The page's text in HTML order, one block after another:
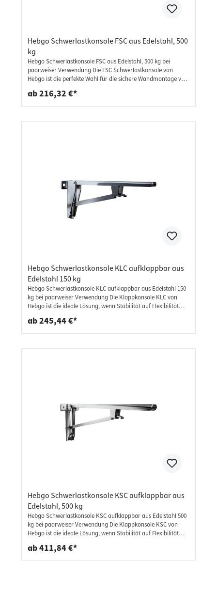
Hebgo Schwerlastkonsole FSC aus Edelstahl, 500
kg
Hebgo Schwerlastkonsole FSC aus Edelstahl, 500 kg bei
paarweiser Verwendung Die FSC Schwerlastkonsole von
Hebgo ist die perfekte Wahl für die sichere Wandmontage von
Außenbereich. Gefertigt aus robustem Edelstahl 1.4301 (V2A)
bietet sie eine geprüfte Tragkraft von bis zu 500 kg bei
Tragkraft: bis 500 kg bei paarweiser Verwendung (geprüft)
ab 216,32 €*
Hebgo Schwerlastkonsole KLC aufklappbar aus
Edelstahl 150 kg
Hebgo Schwerlastkonsole KLC aufklappbar aus Edelstahl 150
kg bei paarweiser Verwendung Die Klappkonsole KLC von
Hebgo ist die ideale Lösung, wenn Stabilität auf Flexibilität
Verwendung eignet sich diese Schwerlastkonsole perfekt für
Werkbänke, Arbeitsplatten, Klapptische, Wandregale oder
Belastungsanforderungen. Dank des cleveren
Wandmontage mit handelsüblichen Befestigungsmitteln
(nicht im Lieferumfang) Lieferumfang: 1 Stück - Klappkonsole
ab 245,44 €*
Hebgo Schwerlastkonsole KSC aufklappbar aus
Edelstahl, 500 kg
Hebgo Schwerlastkonsole KSC aufklappbar aus Edelstahl 500
kg bei paarweiser Verwendung Die Klappkonsole KSC von
Hebgo ist die ideale Lösung, wenn Stabilität auf Flexibilität
Verwendung eignet sich diese Schwerlastkonsole perfekt für
Werkbänke, Arbeitsplatten, Klapptische, Wandregale oder
ab 411,84 €*